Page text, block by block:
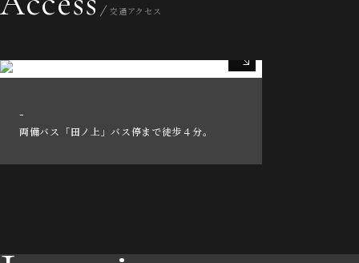
交通アクセス
-
両備バス「田ノ上」バス停まで徒歩４分。